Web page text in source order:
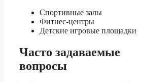
Спортивные залы
Фитнес-центры
Детские игровые площадки
Часто задаваемые
вопросы